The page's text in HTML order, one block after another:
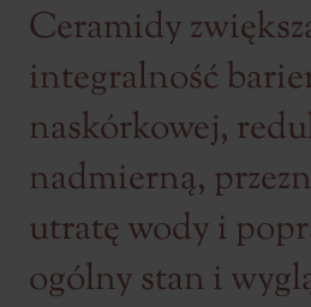
Ceramidy
integralność
naskórkowej,
nadmierną,
utratę wody i
ogólny stan i